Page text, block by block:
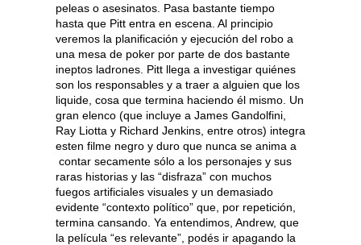
peleas o asesinatos. Pasa bastante tiempo
hasta que Pitt entra en escena. Al principio
veremos la planificación y ejecución del robo a
una mesa de poker por parte de dos bastante
ineptos ladrones. Pitt llega a investigar quiénes
son los responsables y a traer a alguien que los
liquide, cosa que termina haciendo él mismo. Un
gran elenco (que incluye a James Gandolfini,
Ray Liotta y Richard Jenkins, entre otros) integra
esten filme negro y duro que nunca se anima a
contar secamente sólo a los personajes y sus
raras historias y las “disfraza” con muchos
fuegos artificiales visuales y un demasiado
evidente “contexto político” que, por repetición,
termina cansando. Ya entendimos, Andrew, que
la película “es relevante”, podés ir apagando la